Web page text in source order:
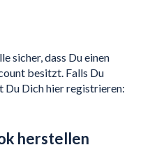
sicher, dass Du einen
besitzt. Falls Du
Du Dich hier registrieren:
herstellen